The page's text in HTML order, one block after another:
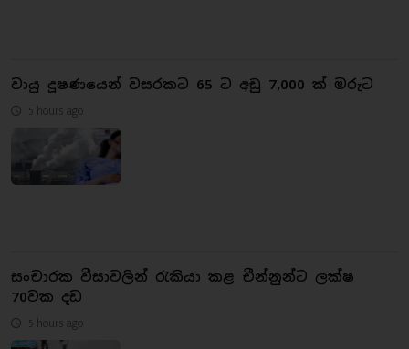
වායු දූෂණයෙන් වසරකට 65 ට අඩු 7,000 ක් මරුට
5 hours ago
සංචාරක වීසාවලින් රැකියා කළ චීන්නුන්ට ලක්ෂ
70වක දඩ
5 hours ago